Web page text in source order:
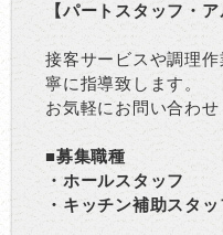
【パートスタッフ・
接客サービスや調理
寧に指導致します。
お気軽にお問い合わせ
■募集職種
・ホールスタッフ
・キッチン補助スタッ